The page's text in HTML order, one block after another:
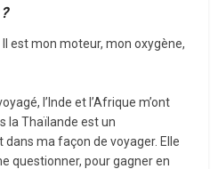
Il est mon moteur, mon oxygène,
l’Inde et l’Afrique m’ont
la Thaïlande est un
ma façon de voyager. Elle
questionner, pour gagner en